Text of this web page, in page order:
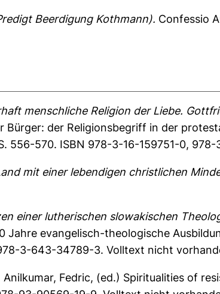
Beerdigung Kothmann). Confessio
menschliche Religion der Liebe.
Bürger: der Religionsbegriff in der
556-570. ISBN 978-3-16-159751-0,
mit einer lebendigen christlichen
einer lutherischen slowakischen
Jahre evangelisch-theologische
3-643-34789-3. Volltext nicht
Anilkumar, Fedric, (ed.) Spiritualities of